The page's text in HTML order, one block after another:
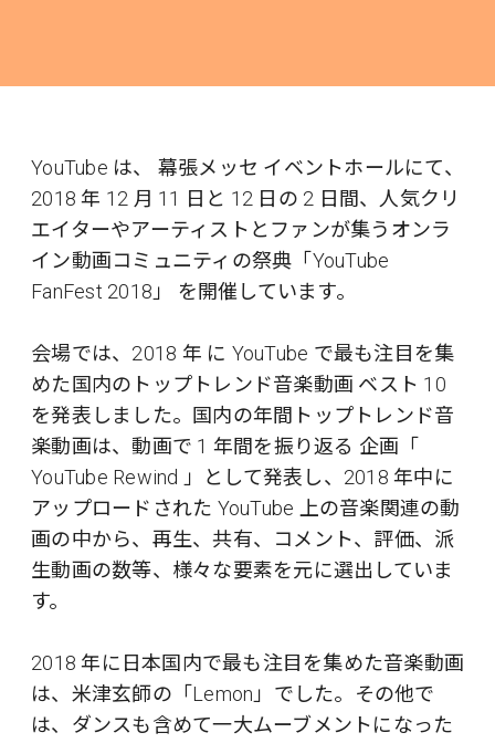
YouTube は、 幕張メッセ イベントホールにて、
2018 年 12 月 11 日と 12 日の 2 日間、人気クリ
エイターやアーティストとファンが集うオンラ
イン動画コミュニティの祭典「YouTube
FanFest 2018」 を開催しています。
会場では、2018 年 に YouTube で最も注目を集
めた国内のトップトレンド音楽動画 ベスト 10
を発表しました。国内の年間トップトレンド音
楽動画は、動画で 1 年間を振り返る 企画「
YouTube Rewind 」として発表し、2018 年中に
アップロードされた YouTube 上の音楽関連の動
画の中から、再生、共有、コメント、評価、派
生動画の数等、様々な要素を元に選出していま
す。
2018 年に日本国内で最も注目を集めた音楽動画
は、米津玄師の「Lemon」でした。その他で
は、ダンスも含めて一大ムーブメントになった